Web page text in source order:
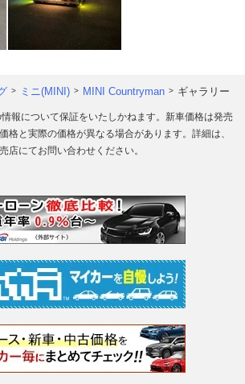
ミニ(MINI) MINI Countryman ギャラリー
報について保証をいたしかねます。新車価格は発売
格と実際の価格が異なる場合があります。詳細は、
店にてお問い合わせください。